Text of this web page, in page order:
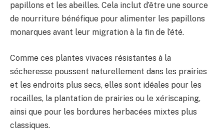
papillons et les abeilles. Cela inclut d’être une source
de nourriture bénéfique pour alimenter les papillons
monarques avant leur migration à la fin de l’été.
Comme ces plantes vivaces résistantes à la
sécheresse poussent naturellement dans les prairies
et les endroits plus secs, elles sont idéales pour les
rocailles, la plantation de prairies ou le xériscaping,
ainsi que pour les bordures herbacées mixtes plus
classiques.